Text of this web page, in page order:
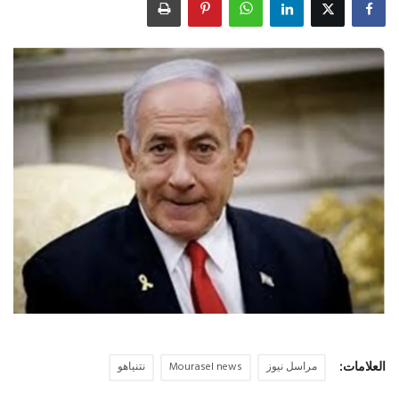
اقتصاد
علوم وتكنولوجيا
رياضة
فيديو
حياة
العلامات: مراسل نيوز Mourasel news نتنياهو